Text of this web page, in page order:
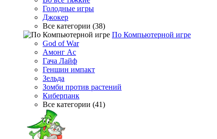
Голодные игры
Джокер
Все категории (38)
По Компьютерной игре
God of War
Амонг Ас
Гача Лайф
Геншин импакт
Зельда
Зомби против растений
Киберпанк
Все категории (41)